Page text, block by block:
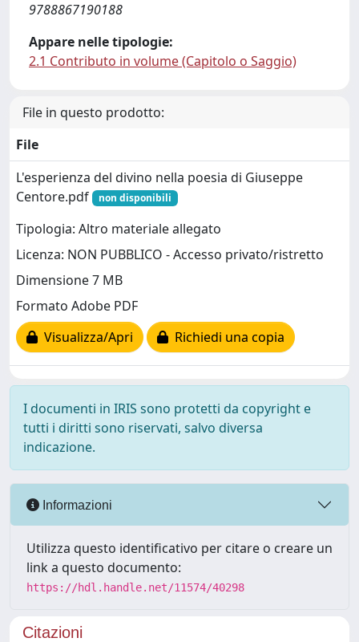
9788867190188
Appare nelle tipologie:
2.1 Contributo in volume (Capitolo o Saggio)
File in questo prodotto:
File
L'esperienza del divino nella poesia di Giuseppe
Centore.pdf
non disponibili
Tipologia: Altro materiale allegato
Licenza: NON PUBBLICO - Accesso privato/ristretto
Dimensione 7 MB
Formato Adobe PDF
Visualizza/Apri
Richiedi una copia
I documenti in IRIS sono protetti da copyright e
tutti i diritti sono riservati, salvo diversa
indicazione.
Informazioni
Utilizza questo identificativo per citare o creare un
link a questo documento:
https://hdl.handle.net/11574/40298
Citazioni